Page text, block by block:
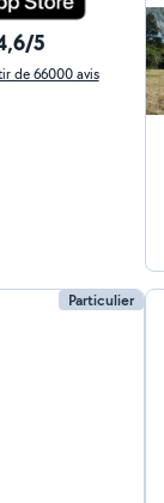
5
de 66000 avis
Particulier